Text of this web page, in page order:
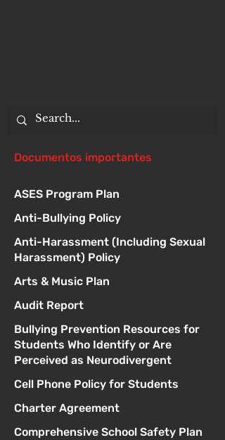
Documentos importantes
ASES Program Plan
Anti-Bullying Policy
Anti-Harassment (Including Sexual
Harassment) Policy
Arts & Music Plan
Audit Report
Bullying Prevention Resources for
Students Who Identify or Are
Perceived as Neurodivergent
Cell Phone Policy for Students
Charter Agreement
Comprehensive School Safety Plan